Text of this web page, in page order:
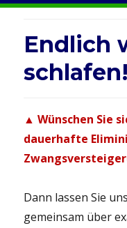
Endlich
schlafen!
▲ Wünschen Sie
dauerhafte
Dann lassen Sie
gemeinsam über